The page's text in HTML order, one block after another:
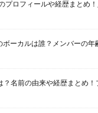
プロフィールや経歴まとめ
ーカルは誰？メンバーの年
？名前の由来や経歴まとめ